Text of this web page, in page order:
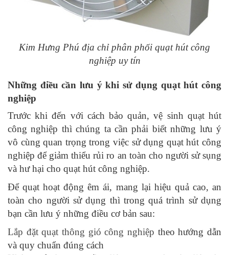
Kim Hưng Phú địa chỉ phân phối quạt hút công
nghiệp uy tín
Những điều cần lưu ý khi sử dụng quạt hút công
nghiệp
Trước khi đến với cách bảo quản, vệ sinh quạt hút
công nghiệp thì chúng ta cần phải biết những lưu ý
vô cùng quan trọng trong việc sử dụng quạt hút công
nghiệp để giảm thiểu rủi ro an toàn cho người sử sụng
và hư hại cho quạt hút công nghiệp.
Để quạt hoạt động êm ái, mang lại hiệu quả cao, an
toàn cho người sử dụng thì trong quá trình sử dụng
bạn cần lưu ý những điều cơ bản sau:
Lắp đặt quạt thông gió công nghiệp theo hướng dẫn
và quy chuẩn đúng cách